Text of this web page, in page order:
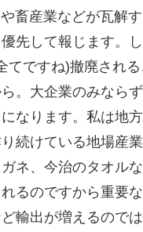
畜産業などが瓦解
先して報じます。
てですね)撤廃され
。大企業のみなら
なります。私は地
続けている地場産
ネ、今治のタオル
るのですから重要
輸出が増えるのでは